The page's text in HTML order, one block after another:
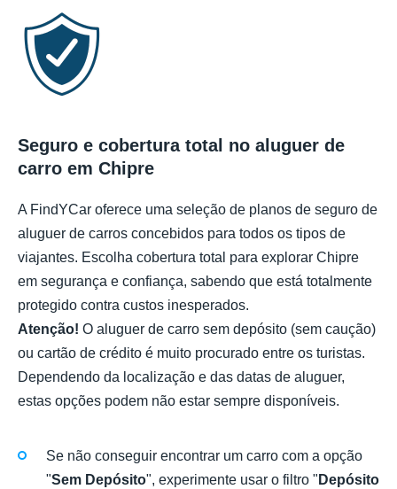
Seguro e cobertura total no aluguer de
carro em Chipre
A FindYCar oferece uma seleção de planos de seguro de
aluguer de carros concebidos para todos os tipos de
viajantes. Escolha cobertura total para explorar Chipre
em segurança e confiança, sabendo que está totalmente
protegido contra custos inesperados.
Atenção! O aluguer de carro sem depósito (sem caução)
ou cartão de crédito é muito procurado entre os turistas.
Dependendo da localização e das datas de aluguer,
estas opções podem não estar sempre disponíveis.
Se não conseguir encontrar um carro com a opção
"Sem Depósito", experimente usar o filtro " Depósito